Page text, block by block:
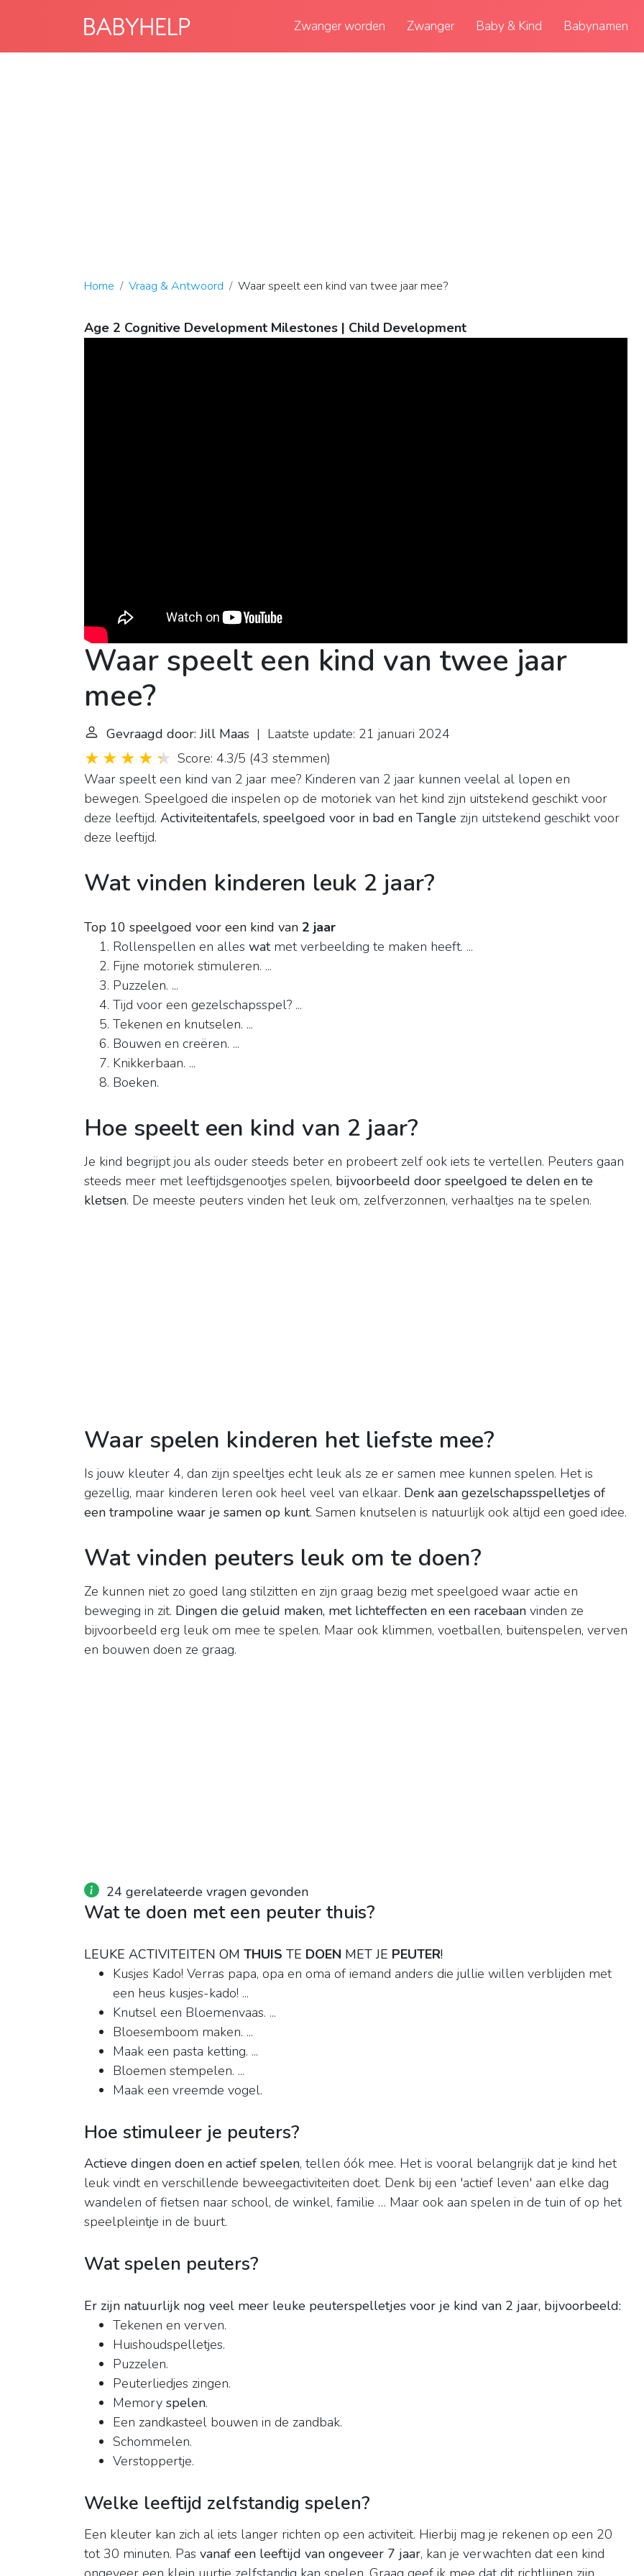
Zwanger worden Zwanger Baby & Kind Babynamen
Home Vraag & Antwoord Waar speelt een kind van twee jaar mee?
Age 2 Cognitive Development Milestones | Child Development
Waar speelt een kind van twee jaar
mee?
Gevraagd door: Jill Maas | Laatste update: 21 januari 2024
Score: 4.3/5 (43 stemmen)
Waar speelt een kind van 2 jaar mee? Kinderen van 2 jaar kunnen veelal al lopen en
bewegen. Speelgoed die inspelen op de motoriek van het kind zijn uitstekend geschikt voor
deze leeftijd. Activiteitentafels, speelgoed voor in bad en Tangle zijn uitstekend geschikt voor
deze leeftijd.
Wat vinden kinderen leuk 2 jaar?
Top 10 speelgoed voor een kind van 2 jaar
Rollenspellen en alles watmet verbeelding te maken heeft. ...
Fijne motoriek stimuleren. ...
Puzzelen. ...
Tijd voor een gezelschapsspel? ...
Tekenen en knutselen. ...
Bouwen en creëren. ...
Knikkerbaan. ...
Boeken.
Hoe speelt een kind van 2 jaar?
Je kind begrijpt jou als ouder steeds beter en probeert zelf ook iets te vertellen. Peuters gaan
steeds meer met leeftijdsgenootjes spelen, bijvoorbeeld door speelgoed te delen en te
kletsen. De meeste peuters vinden het leuk om, zelfverzonnen, verhaaltjes na te spelen.
Waar spelen kinderen het liefste mee?
Is jouw kleuter 4, dan zijn speeltjes echt leuk als ze er samen mee kunnen spelen. Het is
gezellig, maar kinderen leren ook heel veel van elkaar. Denk aan gezelschapsspelletjes of
een trampoline waar je samen op kunt. Samen knutselen is natuurlijk ook altijd een goed idee.
Wat vinden peuters leuk om te doen?
Ze kunnen niet zo goed lang stilzitten en zijn graag bezig met speelgoed waar actie en
beweging in zit. Dingen die geluid maken, met lichteffecten en een racebaan vinden ze
bijvoorbeeld erg leuk om mee te spelen. Maar ook klimmen, voetballen, buitenspelen, verven
en bouwen doen ze graag.
24 gerelateerde vragen gevonden
Wat te doen met een peuter thuis?
LEUKE ACTIVITEITEN OM THUIS TE DOEN MET JE PEUTER!
Kusjes Kado! Verras papa, opa en oma of iemand anders die jullie willen verblijden met
een heus kusjes-kado! ...
Knutsel een Bloemenvaas. ...
Bloesemboom maken. ...
Maak een pasta ketting. ...
Bloemen stempelen. ...
Maak een vreemde vogel.
Hoe stimuleer je peuters?
Actieve dingen doen en actief spelen, tellen óók mee. Het is vooral belangrijk dat je kind het
leuk vindt en verschillende beweegactiviteiten doet. Denk bij een 'actief leven' aan elke dag
wandelen of fietsen naar school, de winkel, familie … Maar ook aan spelen in de tuin of op het
speelpleintje in de buurt.
Wat spelen peuters?
Er zijn natuurlijk nog veel meer leuke peuterspelletjes voor je kind van 2 jaar, bijvoorbeeld:
Tekenen en verven.
Huishoudspelletjes.
Puzzelen.
Peuterliedjes zingen.
Memory spelen.
Een zandkasteel bouwen in de zandbak.
Schommelen.
Verstoppertje.
Welke leeftijd zelfstandig spelen?
Een kleuter kan zich al iets langer richten op een activiteit. Hierbij mag je rekenen op een 20
tot 30 minuten. Pas vanaf een leeftijd van ongeveer 7 jaar, kan je verwachten dat een kind